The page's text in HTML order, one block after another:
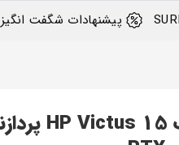
پیشنهادات شگفت انگیز